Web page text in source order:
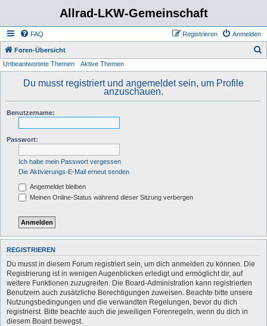
Allrad-LKW-Gemeinschaft
FAQ Anmelden
Registrieren
Foren-Übersicht
Unbeantwortete Themen Aktive Themen
Du musst registriert und angemeldet sein, um Profile
anzuschauen.
Benutzername:
Passwort:
Ich habe mein Passwort vergessen
Die Aktivierungs-E-Mail erneut senden
Angemeldet bleiben
Meinen Online-Status während dieser Sitzung verbergen
REGISTRIEREN
Du musst in diesem Forum registriert sein, um dich anmelden zu können. Die
Registrierung ist in wenigen Augenblicken erledigt und ermöglicht dir, auf
weitere Funktionen zuzugreifen. Die Board-Administration kann registrierten
Benutzern auch zusätzliche Berechtigungen zuweisen. Beachte bitte unsere
Nutzungsbedingungen und die verwandten Regelungen, bevor du dich
registrierst. Bitte beachte auch die jeweiligen Forenregeln, wenn du dich in
diesem Board bewegst.